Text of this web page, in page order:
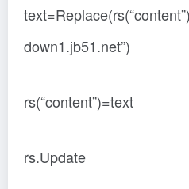
down1.jb51.net”)
rs(“content”)=text
rs.Update